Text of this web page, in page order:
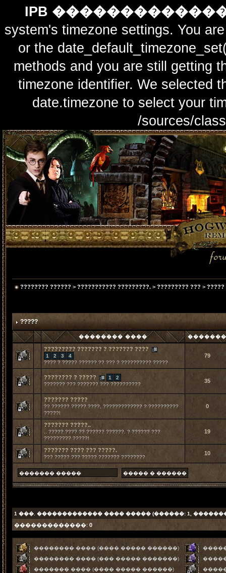
IPB
system's timezone settings. You
or the
methods and you are still getting
timezone identifier. We selected
date.timezone to select
/sources/
???????? ?????? > ??????????? ?????????. > ????????? ??? > ?????
?????
�������� ���� �������
????????? ??????? ? ??????? ????
1 2 3
4
???? ? ????? ?????? ?? ??? ? ?????????? ?????
79
???????? ? ????? 1
2
??????? ??? ??????? ??? ??????????
35
??????? ?????
?? ?????? ????? ????, ????????????? ? ??????????
?????!
0
??????? ?????..
.. ????? ???? ?? ?????? ??????. ? ?????? ???
????????? ?????!
19
??????? ???? ??? ?????.
??? ????? ??? ????? ??????? ????????
10
1 ���. ������������� ���� ����� (������: 1,
�������������: 0
�������� ���� (���� ����� ������)
�������� ���� (��� ����� �������)
������� ���� (���� ����� ������)